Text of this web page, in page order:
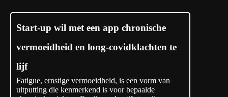
Start-up wil met een app chronische
vermoeidheid en long-covidklachten te
lijf
Fatigue, ernstige vermoeidheid, is een vorm van
uitputting die kenmerkend is voor bepaalde